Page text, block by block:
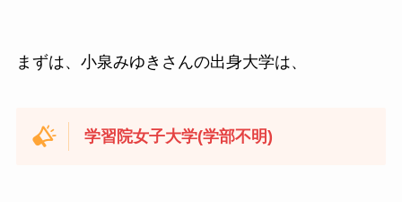
まずは、小泉みゆきさんの出身大学は、
学習院女子大学(学部不明)